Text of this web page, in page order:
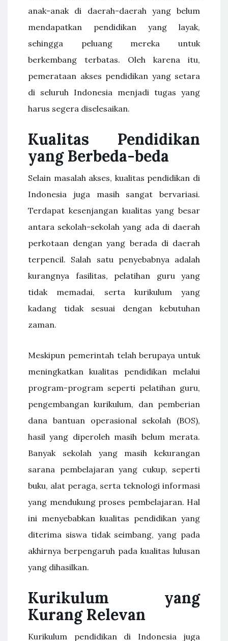
anak-anak di daerah-daerah yang belum
mendapatkan pendidikan yang layak,
sehingga peluang mereka untuk
berkembang terbatas. Oleh karena itu,
pemerataan akses pendidikan yang setara
di seluruh Indonesia menjadi tugas yang
harus segera diselesaikan.
Kualitas Pendidikan
yang Berbeda-beda
Selain masalah akses, kualitas pendidikan di
Indonesia juga masih sangat bervariasi.
Terdapat kesenjangan kualitas yang besar
antara sekolah-sekolah yang ada di daerah
perkotaan dengan yang berada di daerah
terpencil. Salah satu penyebabnya adalah
kurangnya fasilitas, pelatihan guru yang
tidak memadai, serta kurikulum yang
kadang tidak sesuai dengan kebutuhan
zaman.
Meskipun pemerintah telah berupaya untuk
meningkatkan kualitas pendidikan melalui
program-program seperti pelatihan guru,
pengembangan kurikulum, dan pemberian
dana bantuan operasional sekolah (BOS),
hasil yang diperoleh masih belum merata.
Banyak sekolah yang masih kekurangan
sarana pembelajaran yang cukup, seperti
buku, alat peraga, serta teknologi informasi
yang mendukung proses pembelajaran. Hal
ini menyebabkan kualitas pendidikan yang
diterima siswa tidak seimbang, yang pada
akhirnya berpengaruh pada kualitas lulusan
yang dihasilkan.
Kurikulum yang
Kurang Relevan
Kurikulum pendidikan di Indonesia juga